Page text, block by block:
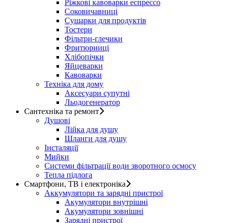
Ріжкові кавоварки еспрессо
Соковичавниці
Сушарки для продуктів
Тостери
Фільтри-глечики
Фритюрниці
Хлібопічки
Яйцеварки
Кавоварки
Техніка для дому
Аксесуари супутні
Льодогенератор
Сантехніка та ремонт
Душові
Лійка для душу
Шланги для душу
Інсталяції
Мийки
Системи фільтрації води зворотного осмосу
Тепла підлога
Смартфони, ТВ і електроніка
Аккумулятори та зарядні пристрої
Акумулятори внутрішні
Акумулятори зовнішні
Зарядні пристрої